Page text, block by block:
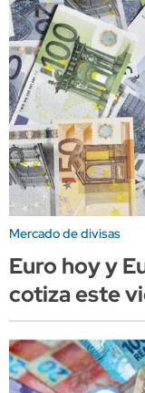
Mercado de divisas
Euro hoy y
cotiza este